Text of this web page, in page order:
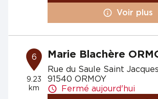
Voir plus
6
9.23
km
Marie Blachère
Rue du Saule Saint Jacques
91540 ORMOY
Fermé aujourd'hui